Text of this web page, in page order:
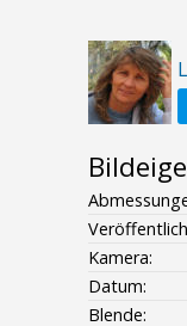
Kamera:
Datum:
Blende: